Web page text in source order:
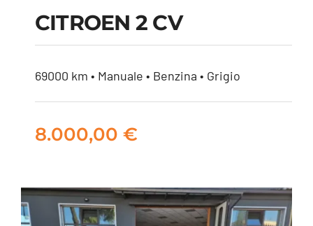
CITROEN 2 CV
CITROEN 2 CV
69000 km • Manuale • Benzina • Grigio
8.000,00 €